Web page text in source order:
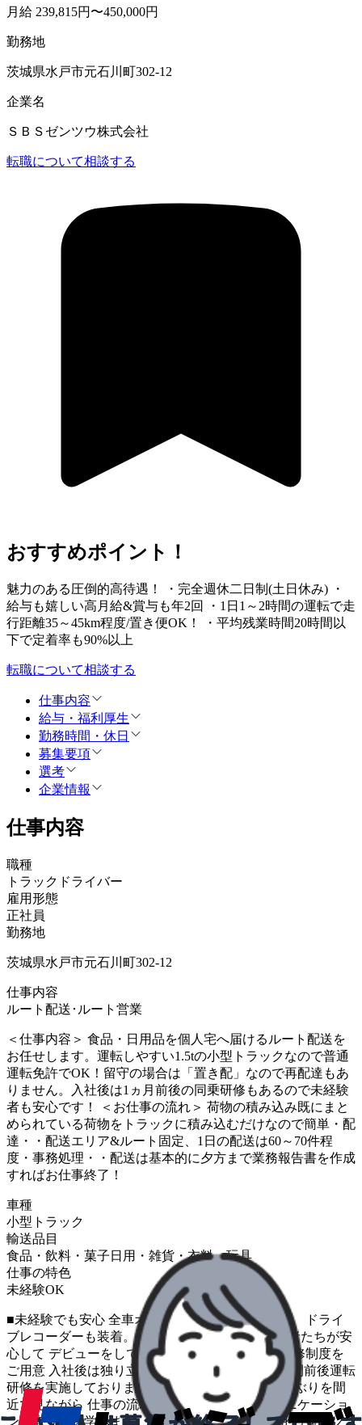
月給 239,815円〜450,000円
勤務地
茨城県水戸市元石川町302-12
企業名
ＳＢＳゼンツウ株式会社
転職について相談する
おすすめポイント！
魅力のある圧倒的高待遇！ ・完全週休二日制(土日休み) ・
給与も嬉しい高月給&賞与も年2回 ・1日1～2時間の運転で走
行距離35～45km程度/置き便OK！ ・平均残業時間20時間以
下で定着率も90%以上
転職について相談する
仕事内容
給与・福利厚生
勤務時間・休日
募集要項
選考
企業情報
仕事内容
職種
トラックドライバー
雇用形態
正社員
勤務地
茨城県水戸市元石川町302-12
仕事内容
ルート配送･ルート営業
＜仕事内容＞ 食品・日用品を個人宅へ届けるルート配送を
お任せします。運転しやすい1.5tの小型トラックなので普通
運転免許でOK！留守の場合は「置き配」なので再配達もあ
りません。入社後は1ヵ月前後の同乗研修もあるので未経験
者も安心です！ ＜お仕事の流れ＞ 荷物の積み込み既にまと
められている荷物をトラックに積み込むだけなので簡単・配
達・・配送エリア&ルート固定、1日の配送は60～70件程
度・事務処理・・配送は基本的に夕方まで業務報告書を作成
すればお仕事終了！
車種
小型トラック
輸送品目
食品・飲料・菓子 日用・雑貨・衣料・玩具
仕事の特色
未経験OK
■未経験でも安心 全車オートマ、バックモニター、 ドライ
ブレコーダーも装着。 約9割以上の多くの未経験者たちが安
心して デビューをしてくれています ■充実した研修制度を
ご用意 入社後は独り立ちまで指導者がつき 1か月間前後運転
研修を実施しております。 先輩ドライバーの働きぶりを間
近で見ながら 仕事の流れやお客さまとの コミュニケーショ
ンの取り方を学べます。 運転のポイントや効率的な配送ノ